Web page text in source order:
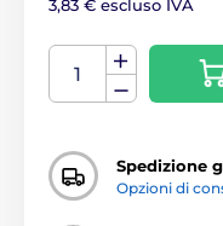
3,83 € escluso IVA
Spedizione
Opzioni di